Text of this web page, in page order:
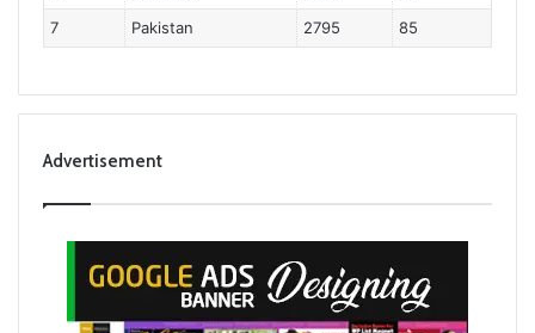
7
Pakistan 2795 85
Advertisement